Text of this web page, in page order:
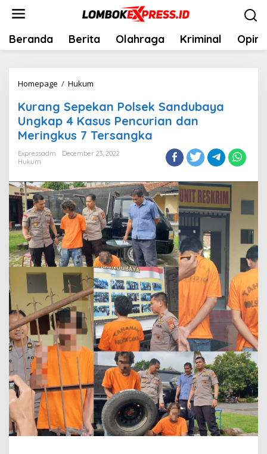
Skip
content
Beranda Berita Olahraga Kriminal Opini
Homepage / Hukum
Polsek
Sandubaya
Ungkap
4
Pencurian
dan
Meringkus
7
Tersangka
Kurang Sepekan Polsek Sandubaya
Ungkap 4 Kasus Pencurian dan
Meringkus 7 Tersangka
Expressadm
December 23, 2022
Hukum